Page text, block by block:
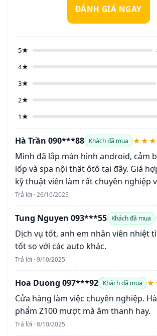
ĐÁNH GIÁ NGAY
5★
4★
3★
2★
1★
Hà Trần 090***88 Khách đã mua
Mình đã lắp màn hình android, cảm
lốp và spa nội thất ôtô tại đây. Giá
kỹ thuật viên làm rất chuyên nghiệp
Trả lời · 26/10/2025
Tung Nguyen 093***55 Khách đã mua
Dịch vụ tốt, anh em nhân viên nhiệt
tốt so với các auto khác.
Trả lời · 9/10/2025
Hoa Duong 097***92 Khách đã mua
Cửa hàng làm việc chuyên nghiệp.
phẩm Z100 mượt mà âm thanh hay.
Trả lời · 8/10/2025